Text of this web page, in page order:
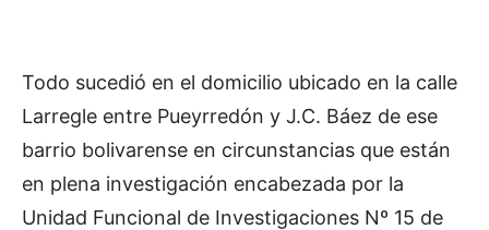
Todo sucedió en el domicilio ubicado en la calle
Larregle entre Pueyrredón y J.C. Báez de ese
barrio bolivarense en circunstancias que están
en plena investigación encabezada por la
Unidad Funcional de Investigaciones Nº 15 de